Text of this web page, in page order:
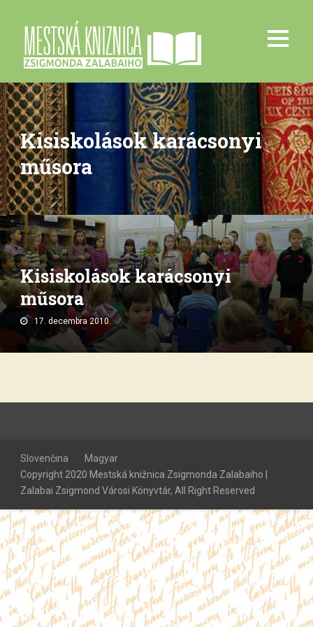
Kisiskolások karácsonyi
műsora
Kisiskolások karácsonyi
műsora
17. decembra 2010.
Slovenčina
Magyar
Copyright 2020 Mestská knižnica Zsigmonda Zalabaiho |
Zalabai Zsigmond Városi Könyvtár, All Right Reserved